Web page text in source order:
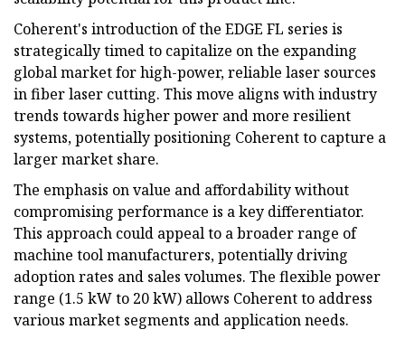
Coherent's introduction of the EDGE FL series is
strategically timed to capitalize on the expanding
global market for high-power, reliable laser sources
in fiber laser cutting. This move aligns with industry
trends towards higher power and more resilient
systems, potentially positioning Coherent to capture a
larger market share.
The emphasis on value and affordability without
compromising performance is a key differentiator.
This approach could appeal to a broader range of
machine tool manufacturers, potentially driving
adoption rates and sales volumes. The flexible power
range (1.5 kW to 20 kW) allows Coherent to address
various market segments and application needs.